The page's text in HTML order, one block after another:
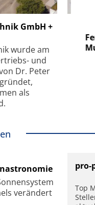
GmbH +
wurde am
und
Dr. Peter
als
ver­än­dert
pro-
Top